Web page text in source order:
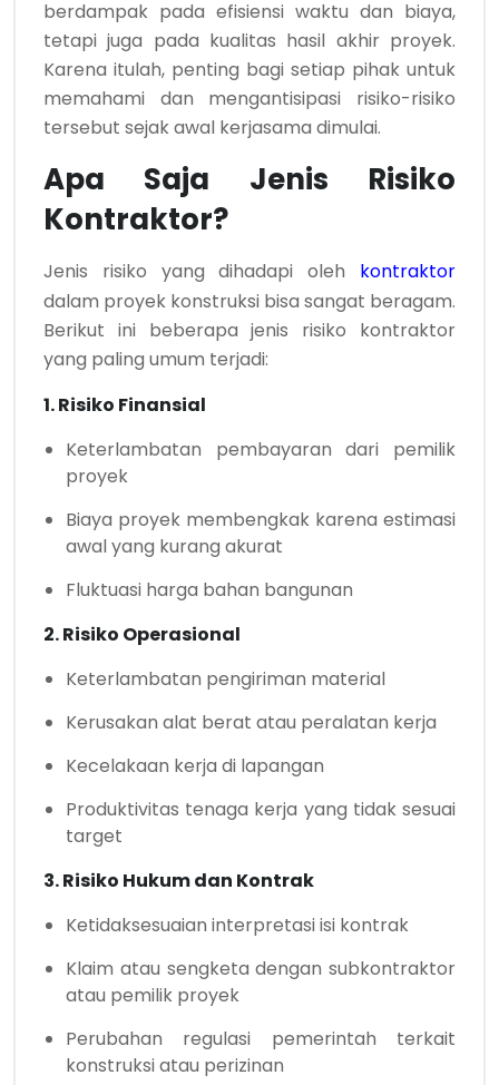
berdampak pada efisiensi waktu dan biaya,
tetapi juga pada kualitas hasil akhir proyek.
Karena itulah, penting bagi setiap pihak untuk
memahami dan mengantisipasi risiko-risiko
tersebut sejak awal kerjasama dimulai.
Apa Saja Jenis Risiko
Kontraktor?
Jenis risiko yang dihadapi oleh kontraktor
dalam proyek konstruksi bisa sangat beragam.
Berikut ini beberapa jenis risiko kontraktor
yang paling umum terjadi:
1. Risiko Finansial
Keterlambatan pembayaran dari pemilik
proyek
Biaya proyek membengkak karena estimasi
awal yang kurang akurat
Fluktuasi harga bahan bangunan
2. Risiko Operasional
Keterlambatan pengiriman material
Kerusakan alat berat atau peralatan kerja
Kecelakaan kerja di lapangan
Produktivitas tenaga kerja yang tidak sesuai
target
3. Risiko Hukum dan Kontrak
Ketidaksesuaian interpretasi isi kontrak
Klaim atau sengketa dengan subkontraktor
atau pemilik proyek
Perubahan regulasi pemerintah terkait
konstruksi atau perizinan